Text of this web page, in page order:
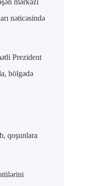
mərkəzi
nəticəsində
Prezident
bölgədə
qoşunlara